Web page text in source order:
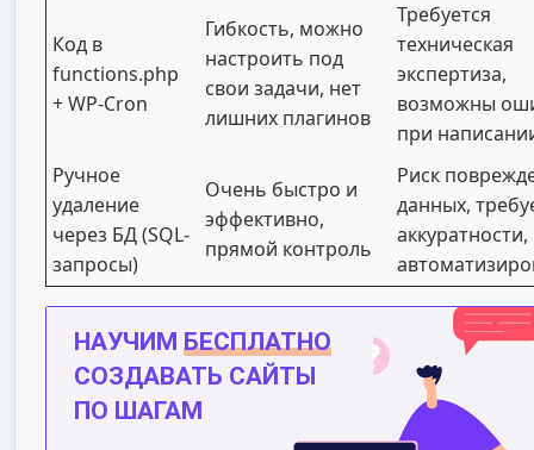
Код в
functions.php
+ WP-Cron
Гибкость, можно
настроить под
свои задачи, нет
лишних плагинов
Требуется
техническая
экспертиза,
возможны
при
Ручное
удаление
через БД (SQL-
запросы)
Очень быстро и
эффективно,
прямой контроль
Риск
данных,
аккуратности,